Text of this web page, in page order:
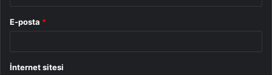
E-posta *
İnternet sitesi